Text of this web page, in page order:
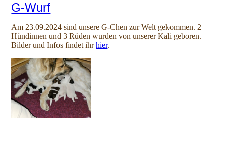
G-Wurf
Am 23.09.2024 sind unsere G-Chen zur Welt gekommen. 2
Hündinnen und 3 Rüden wurden von unserer Kali geboren.
Bilder und Infos findet ihrhier.